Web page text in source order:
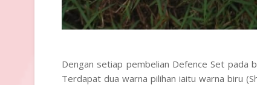
Dengan setiap pembelian Defence Set pada
Terdapat dua warna pilihan iaitu warna biru